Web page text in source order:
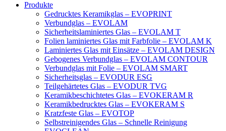
Produkte
Gedrucktes Keramikglas – EVOPRINT
Verbundglas – EVOLAM
Sicherheitslaminiertes Glas – EVOLAM T
Folien laminiertes Glas mit Farbfolie – EVOLAM K
Laminiertes Glas mit Einsätze – EVOLAM DESIGN
Gebogenes Verbundglas – EVOLAM CONTOUR
Verbundglas mit Folie – EVOLAM SMART
Sicherheitsglas – EVODUR ESG
Teilgehärtetes Glas – EVODUR TVG
Keramikbeschichtetes Glas – EVOKERAM R
Keramikbedrucktes Glas – EVOKERAM S
Kratzfeste Glas – EVOTOP
Selbstreinigendes Glas – Schnelle Reinigung